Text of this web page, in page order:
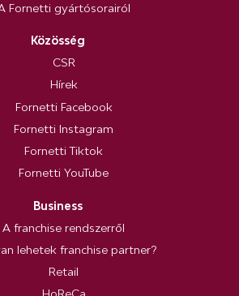
Fornetti gyártósorairól
Közösség
CSR
Hírek
Fornetti Facebook
Fornetti Instagram
Fornetti Tiktok
Fornetti YouTube
Business
A franchise rendszerről
lehetek franchise partner?
Retail